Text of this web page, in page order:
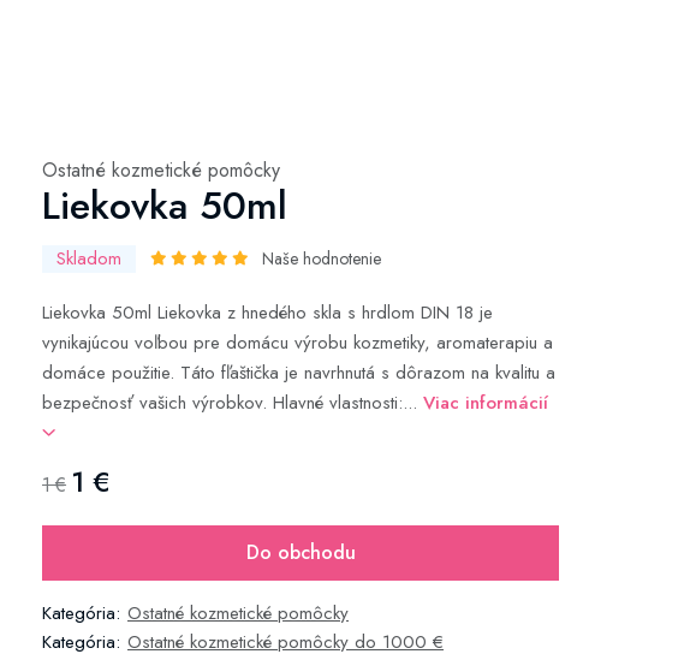
Ostatné kozmetické pomôcky
Liekovka 50ml
Skladom Naše hodnotenie
Liekovka 50ml Liekovka z hnedého skla s hrdlom DIN 18 je
vynikajúcou voľbou pre domácu výrobu kozmetiky, aromaterapiu a
domáce použitie. Táto fľaštička je navrhnutá s dôrazom na kvalitu a
bezpečnosť vašich výrobkov. Hlavné vlastnosti:... Viac informácií
1 € 1 €
Do obchodu
Kategória: Ostatné kozmetické pomôcky
Kategória: Ostatné kozmetické pomôcky do 1000 €